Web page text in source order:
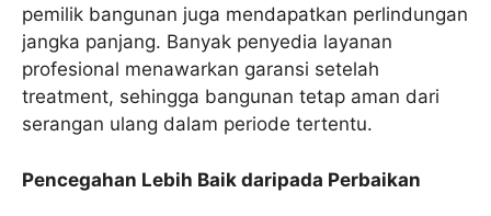
pemilik bangunan juga mendapatkan perlindungan
jangka panjang. Banyak penyedia layanan
profesional menawarkan garansi setelah
treatment, sehingga bangunan tetap aman dari
serangan ulang dalam periode tertentu.
Pencegahan Lebih Baik daripada Perbaikan